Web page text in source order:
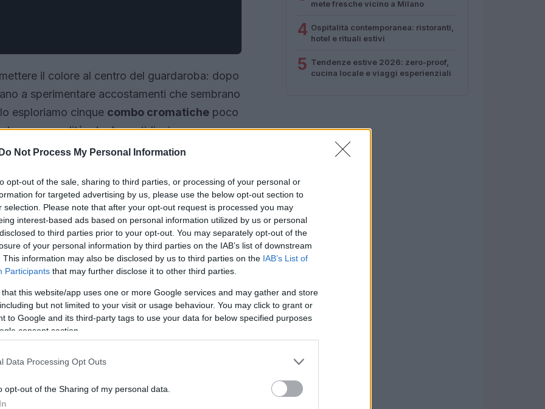
Do Not Process My Personal Information
opt-out of the sale, sharing to third parties, or processing of your personal or
for targeted advertising by us, please use the below opt-out section to
selection. Please note that after your opt-out request is processed you may
interest-based ads based on personal information utilized by us or personal
to third parties prior to your opt-out. You may separately opt-out of the
of your personal information by third parties on the IAB’s list of downstream
This information may also be disclosed by us to third parties on the IAB’s List of
Participants that may further disclose it to other third parties.
that this website/app uses one or more Google services and may gather and store
but not limited to your visit or usage behaviour. You may click to grant or
to Google and its third-party tags to use your data for below specified purposes
consent section.
Data Processing Opt Outs
opt-out of the Sharing of my personal data.
il colore al centro del guardaroba: dopo
a sperimentare accostamenti che sembrano
esploriamo cinque combo cromatiche poco
personalità a look quotidiani senza
rigide, ma offrire spunti pratici per
imparando a dosare intensità e
mete fresche vicino a Milano
4 Ospitalità contemporanea: ristoranti,
hotel e rituali estivi
5 Tendenze estive 2026: zero-proof,
cucina locale e viaggi esperienziali